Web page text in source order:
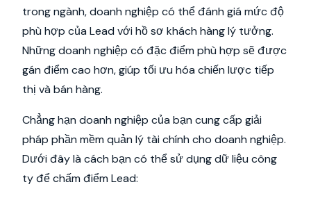
trong ngành, doanh nghiệp có thể đánh giá mức độ
phù hợp của Lead với hồ sơ khách hàng lý tưởng.
Những doanh nghiệp có đặc điểm phù hợp sẽ được
gán điểm cao hơn, giúp tối ưu hóa chiến lược tiếp
thị và bán hàng.
Chẳng hạn doanh nghiệp của bạn cung cấp giải
pháp phần mềm quản lý tài chính cho doanh nghiệp.
Dưới đây là cách bạn có thể sử dụng dữ liệu công
ty để chấm điểm Lead: